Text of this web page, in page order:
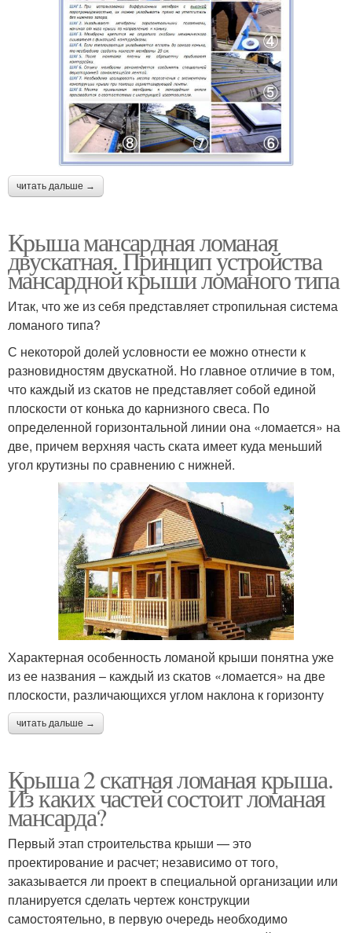
читать дальше →
Крыша мансардная ломаная
двускатная. Принцип устройства
мансардной крыши ломаного типа
Итак, что же из себя представляет стропильная система
ломаного типа?
С некоторой долей условности ее можно отнести к
разновидностям двускатной. Но главное отличие в том,
что каждый из скатов не представляет собой единой
плоскости от конька до карнизного свеса. По
определенной горизонтальной линии она «ломается» на
две, причем верхняя часть ската имеет куда меньший
угол крутизны по сравнению с нижней.
Характерная особенность ломаной крыши понятна уже
из ее названия – каждый из скатов «ломается» на две
плоскости, различающихся углом наклона к горизонту
читать дальше →
Крыша 2 скатная ломаная крыша.
Из каких частей состоит ломаная
мансарда?
Первый этап строительства крыши — это
проектирование и расчет; независимо от того,
заказывается ли проект в специальной организации или
планируется сделать чертеж конструкции
самостоятельно, в первую очередь необходимо